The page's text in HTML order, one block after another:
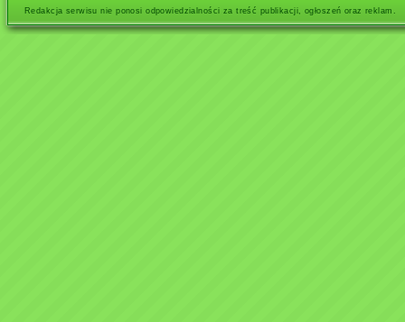
Redakcja serwisu nie ponosi odpowiedzialności za treść publikacji, ogłoszeń oraz reklam.